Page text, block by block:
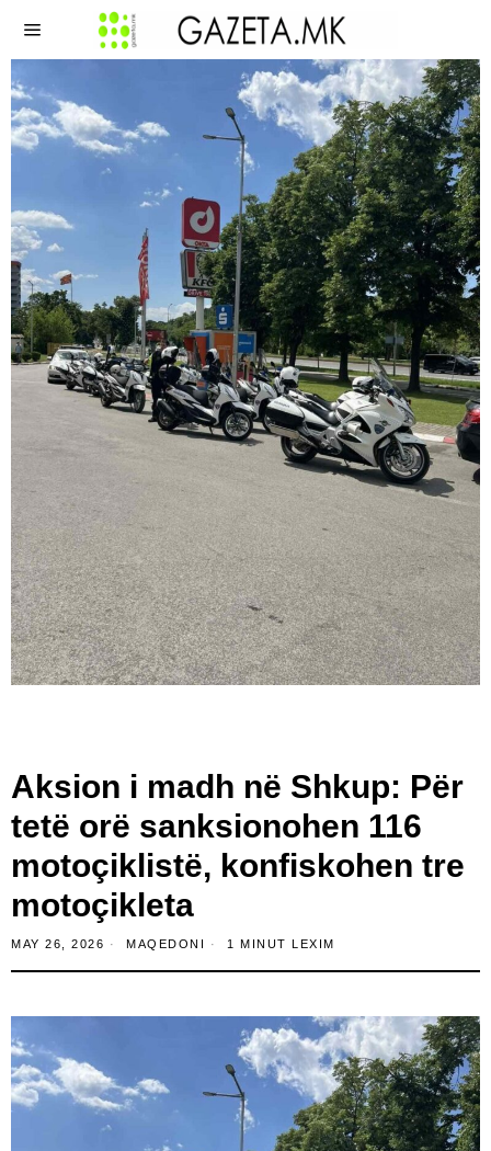
Aksion i madh në Shkup: Për
tetë orë sanksionohen 116
motoçiklistë, konfiskohen tre
motoçikleta
MAY 26, 2026 MAQEDONI 1 MINUT LEXIM